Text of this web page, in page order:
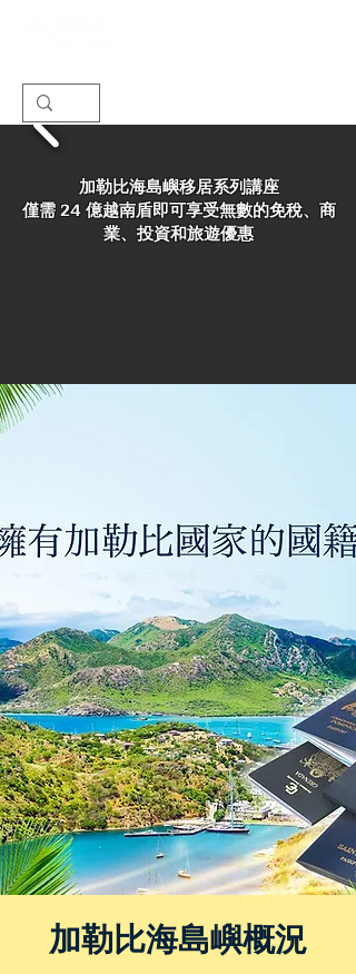
加勒比海島嶼移居系列講座
僅需 24 億越南盾即可享受無數的免稅、商
業、投資和旅遊優惠
加勒比海島嶼概況